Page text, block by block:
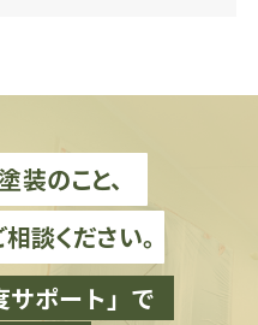
装のこと、
談ください。
ポート」で